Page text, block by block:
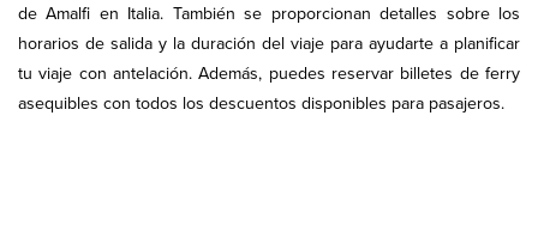
de Amalfi en Italia. También se proporcionan detalles sobre los
horarios de salida y la duración del viaje para ayudarte a planificar
tu viaje con antelación. Además, puedes reservar billetes de ferry
asequibles con todos los descuentos disponibles para pasajeros.